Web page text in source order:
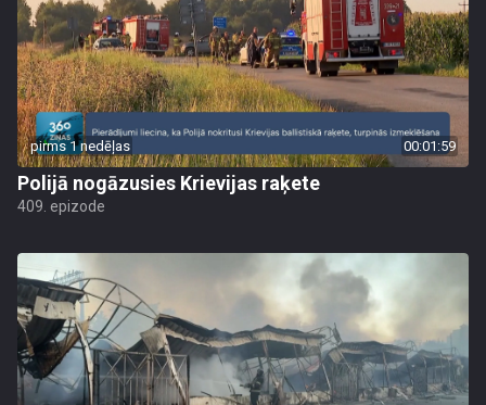
pirms 1 nedēļas 00:01:59
Polijā nogāzusies Krievijas raķete
409. epizode